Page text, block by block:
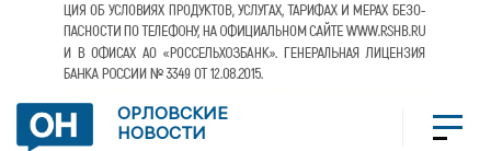
ОРЛОВСКИЕ
НОВОСТИ